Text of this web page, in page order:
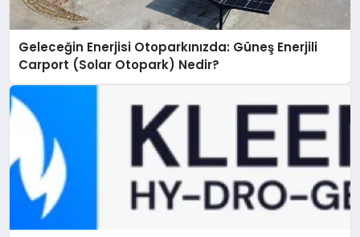
Geleceğin Enerjisi Otoparkınızda: Güneş Enerjili
Carport (Solar Otopark) Nedir?